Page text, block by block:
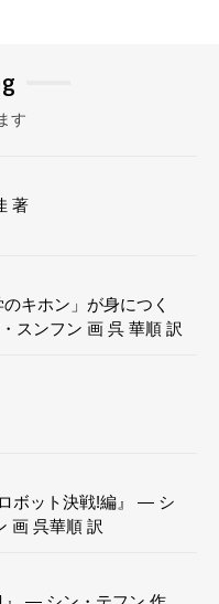
す
著
キホン」が身につく
スンフン 画 呉 華順 訳
ボット決戦!編』 — シ
画 呉華順 訳